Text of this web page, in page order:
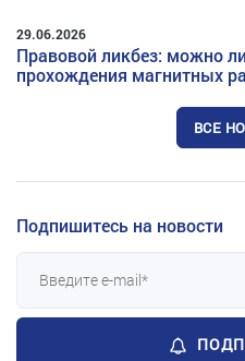
29.06.2026
Правовой ликбез: можно
прохождения магнитных
ВСЕ
Подпишитесь на новости